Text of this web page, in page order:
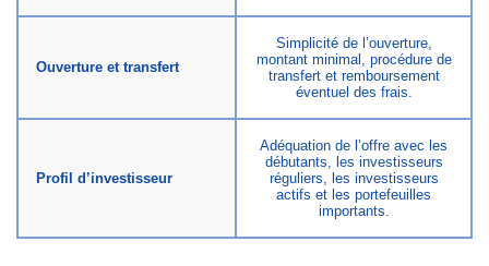
Ouverture et transfert
Simplicité de l’ouverture,
montant minimal, procédure de
transfert et remboursement
éventuel des frais.
Profil d’investisseur
Adéquation de l’offre avec les
débutants, les investisseurs
réguliers, les investisseurs
actifs et les portefeuilles
importants.